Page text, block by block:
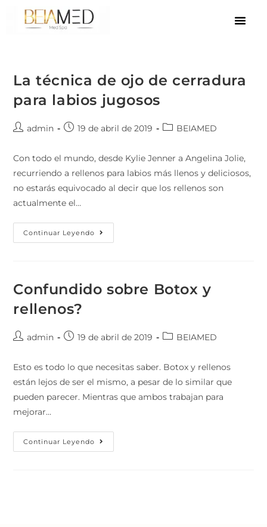
La técnica de ojo de cerradura
para labios jugosos
admin 19 de abril de 2019 BEIAMED
Con todo el mundo, desde Kylie Jenner a Angelina Jolie,
recurriendo a rellenos para labios más llenos y deliciosos,
no estarás equivocado al decir que los rellenos son
actualmente el…
Continuar Leyendo
Confundido sobre Botox y
rellenos?
admin 19 de abril de 2019 BEIAMED
Esto es todo lo que necesitas saber. Botox y rellenos
están lejos de ser el mismo, a pesar de lo similar que
pueden parecer. Mientras que ambos trabajan para
mejorar…
Continuar Leyendo